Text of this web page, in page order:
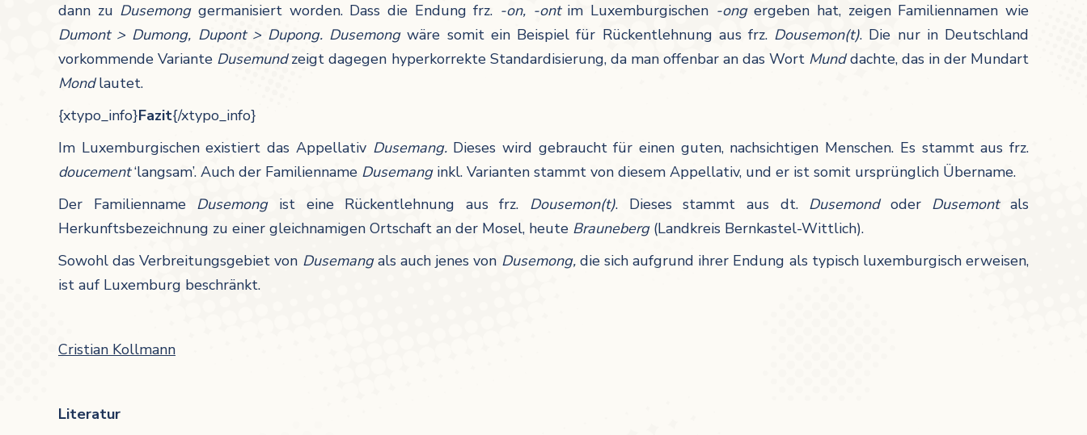
dann zu Dusemonggermanisiert worden. Dass die Endung frz. -on, -ont im Luxemburgischen -ongergeben hat, zeigen Familiennamen wie
Dumont > Dumong, Dupont > Dupong. Dusemongwäre somit ein Beispiel für Rückentlehnung aus frz. Dousemon(t). Die nur in Deutschland
vorkommende Variante Dusemundzeigt dagegen hyperkorrekte Standardisierung, da man offenbar an das Wort Munddachte, das in der Mundart
Mondlautet.
{xtypo_info}Fazit{/xtypo_info}
Im Luxemburgischen existiert das Appellativ Dusemang. Dieses wird gebraucht für einen guten, nachsichtigen Menschen. Es stammt aus frz.
doucement‘langsam’. Auch der Familienname Dusemang inkl. Varianten stammt von diesem Appellativ, und er ist somit ursprünglich Übername.
Der Familienname Dusemong ist eine Rückentlehnung aus frz. Dousemon(t). Dieses stammt aus dt. Dusemond oder Dusemont als
Herkunftsbezeichnung zu einer gleichnamigen Ortschaft an der Mosel, heute Brauneberg(Landkreis Bernkastel-Wittlich).
Sowohl das Verbreitungsgebiet von Dusemangals auch jenes von Dusemong, die sich aufgrund ihrer Endung als typisch luxemburgisch erweisen,
ist auf Luxemburg beschränkt.
Cristian Kollmann
Literatur